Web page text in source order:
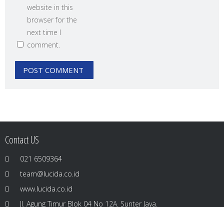
website in this
browser for the
next time I
comment.
Contact US
021 6509364
team@lucida.co.id
www.lucida.co.id
Jl. Agung Timur Blok 04 No 12A. Sunter Jaya.